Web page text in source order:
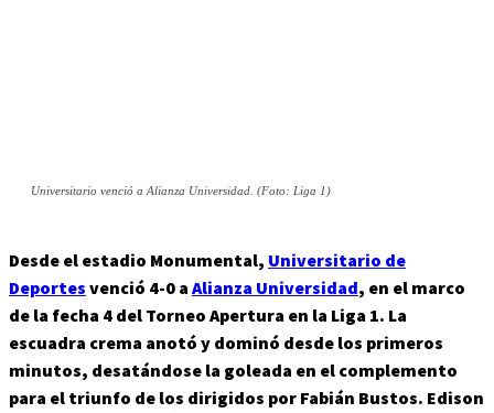
Universitario venció a Alianza Universidad. (Foto: Liga 1)
Desde el estadio Monumental, Universitario de
Deportes venció 4-0 a Alianza Universidad, en el marco
de la fecha 4 del Torneo Apertura en la Liga 1. La
escuadra crema anotó y dominó desde los primeros
minutos, desatándose la goleada en el complemento
para el triunfo de los dirigidos por Fabián Bustos. Edison